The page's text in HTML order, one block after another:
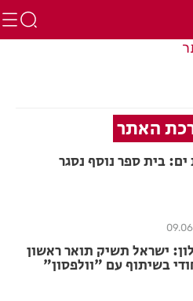
האתר
בית ספר נוסף נסגר
ישראל תשיק תואר ראשון
בשיתוף עם "וולפסון"